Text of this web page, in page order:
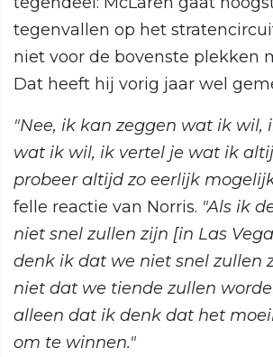
tegenvallen op het
niet voor de bovenste plekken
Dat heeft hij vorig jaar wel
"Nee, ik kan zeggen wat ik wil,
wat ik wil, ik vertel je wat ik
probeer altijd zo eerlijk
felle reactie van Norris. "Als ik
niet snel zullen zijn [in Las
denk ik dat we niet snel zullen
niet dat we tiende zullen
alleen dat ik denk dat het
om te winnen."